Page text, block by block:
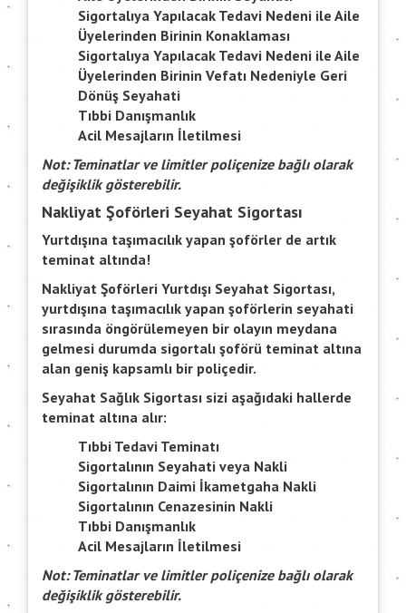
Sigortalıya Yapılacak Tedavi Nedeni ile Aile
Üyelerinden Birinin Konaklaması
Sigortalıya Yapılacak Tedavi Nedeni ile Aile
Üyelerinden Birinin Vefatı Nedeniyle Geri
Dönüş Seyahati
Tıbbi Danışmanlık
Acil Mesajların İletilmesi
Not: Teminatlar ve limitler poliçenize bağlı olarak
değişiklik gösterebilir.
Nakliyat Şoförleri Seyahat Sigortası
Yurtdışına taşımacılık yapan şoförler de artık
teminat altında!
Nakliyat Şoförleri Yurtdışı Seyahat Sigortası,
yurtdışına taşımacılık yapan şoförlerin seyahati
sırasında öngörülemeyen bir olayın meydana
gelmesi durumda sigortalı şoförü teminat altına
alan geniş kapsamlı bir poliçedir.
Seyahat Sağlık Sigortası sizi aşağıdaki hallerde
teminat altına alır:
Tıbbi Tedavi Teminatı
Sigortalının Seyahati veya Nakli
Sigortalının Daimi İkametgaha Nakli
Sigortalının Cenazesinin Nakli
Tıbbi Danışmanlık
Acil Mesajların İletilmesi
Not: Teminatlar ve limitler poliçenize bağlı olarak
değişiklik gösterebilir.